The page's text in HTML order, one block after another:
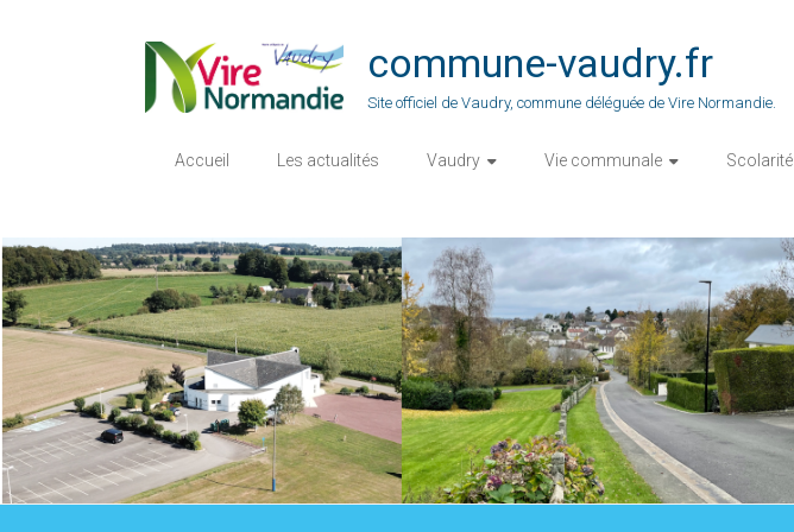
commune-vaudry.fr
Site officiel de Vaudry, commune déléguée de Vire Normandie.
Accueil Les actualités Vaudry Vie communale Scolarité